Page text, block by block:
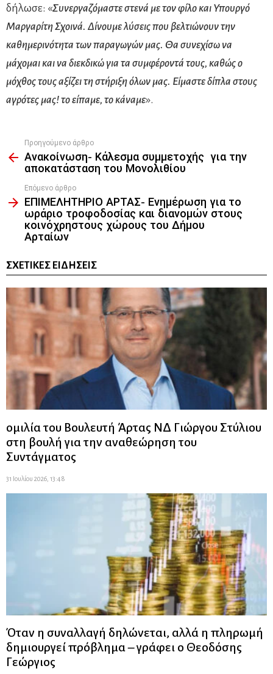
δήλωσε: «Συνεργαζόμαστε στενά με τον φίλο και Υπουργό
Μαργαρίτη Σχοινά. Δίνουμε λύσεις που βελτιώνουν την
καθημερινότητα των παραγωγών μας. Θα συνεχίσω να
μάχομαι και να διεκδικώ για τα συμφέροντά τους, καθώς ο
μόχθος τους αξίζει τη στήριξη όλων μας. Είμαστε δίπλα στους
αγρότες μας! το είπαμε, το κάναμε».
more
Προηγούμενο άρθρο
Ανακοίνωση- Κάλεσμα συμμετοχής για την
αποκατάσταση του Μονολιθίου
Επόμενο άρθρο
ΕΠΙΜΕΛΗΤΗΡΙΟ ΑΡΤΑΣ- Ενημέρωση για το
ωράριο τροφοδοσίας και διανομών στους
κοινόχρηστους χώρους του Δήμου
Αρταίων
ΣΧΕΤΙΚΈΣ ΕΙΔΉΣΕΙΣ
ομιλία του Βουλευτή Άρτας ΝΔ Γιώργου Στύλιου
στη βουλή για την αναθεώρηση του
Συντάγματος
31 Ιουλίου 2026, 13:48
Όταν η συναλλαγή δηλώνεται, αλλά η πληρωμή
δημιουργεί πρόβλημα – γράφει ο Θεοδόσης
Γεώργιος